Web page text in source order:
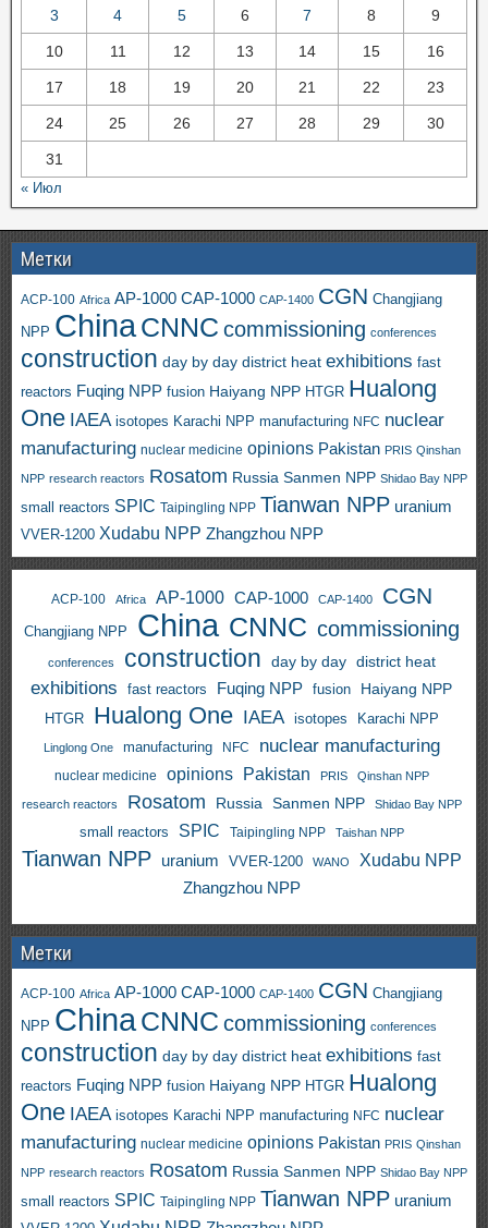
3 4 5 6 7 8 9
10 11 12 13 14 15 16
17 18 19 20 21 22 23
24 25 26 27 28 29 30
31
« Июл
Метки
ACP-100 Africa AP-1000 CAP-1000 CAP-1400 CGN Changjiang
NPP ChinaCNNC commissioning conferences
construction day by day district heat exhibitions fast
reactors Fuqing NPP fusion Haiyang NPP HTGR Hualong
One IAEA isotopes Karachi NPP manufacturing NFC nuclear
manufacturing nuclear medicine opinions Pakistan PRIS Qinshan
NPP research reactors Rosatom Russia Sanmen NPP Shidao Bay NPP
small reactors SPIC Taipingling NPP Tianwan NPP uranium
VVER-1200 Xudabu NPP Zhangzhou NPP
ACP-100 Africa AP-1000 CAP-1000 CAP-1400 CGN
Changjiang NPP China CNNC commissioning
conferences construction day by day district heat
exhibitions fast reactors Fuqing NPP fusion Haiyang NPP
HTGR Hualong One IAEA isotopes Karachi NPP
Linglong One manufacturing NFC nuclear manufacturing
nuclear medicine opinions Pakistan PRIS Qinshan NPP
research reactors Rosatom Russia Sanmen NPP Shidao Bay NPP
small reactors SPIC Taipingling NPP Taishan NPP
Tianwan NPP uranium VVER-1200 WANO
Xudabu NPP
Zhangzhou NPP
Метки
ACP-100 Africa AP-1000 CAP-1000 CAP-1400 CGN Changjiang
NPP ChinaCNNC commissioning conferences
construction day by day district heat exhibitions fast
reactors Fuqing NPP fusion Haiyang NPP HTGR Hualong
One IAEA isotopes Karachi NPP manufacturing NFC nuclear
manufacturing nuclear medicine opinions Pakistan PRIS Qinshan
NPP research reactors Rosatom Russia Sanmen NPP Shidao Bay NPP
small reactors SPIC Taipingling NPP Tianwan NPP uranium